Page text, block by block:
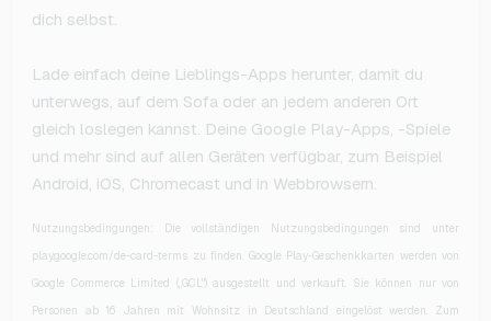
dich selbst.
Lade einfach deine Lieblings-Apps herunter, damit du
unterwegs, auf dem Sofa oder an jedem anderen Ort
gleich loslegen kannst. Deine Google Play-Apps, -Spiele
und mehr sind auf allen Geräten verfügbar, zum Beispiel
Android, iOS, Chromecast und in Webbrowsern.
Nutzungsbedingungen: Die vollständigen Nutzungsbedingungen sind unter
play.google.com/de-card-terms zu finden. Google Play-Geschenkkarten werden von
Google Commerce Limited („GCL") ausgestellt und verkauft. Sie können nur von
Personen ab 16 Jahren mit Wohnsitz in Deutschland eingelöst werden. Zum